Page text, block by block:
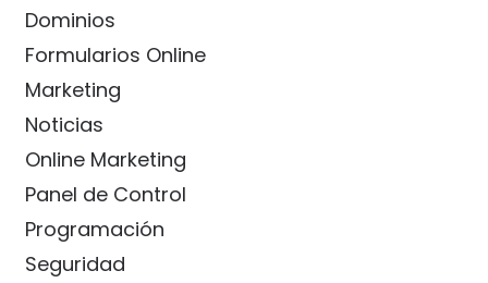
Dominios
Formularios Online
Marketing
Noticias
Online Marketing
Panel de Control
Programación
Seguridad